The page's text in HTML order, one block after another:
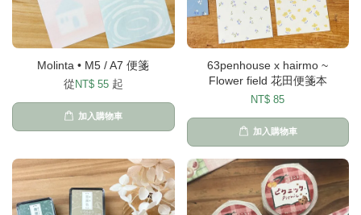
Molinta • M5 / A7 便箋
從 NT$ 55 起
加入購物車
63penhouse x hairmo ~
Flower field 花田便箋本
NT$ 85
加入購物車